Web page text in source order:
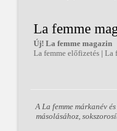
La femme
Új! La femme magazin
La femme előfizetés | La
A La femme márkanév
másolásához,